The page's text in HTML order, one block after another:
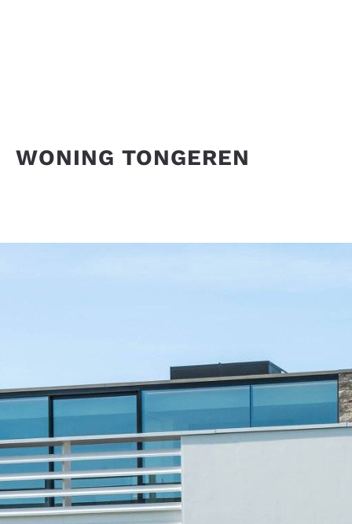
WONING TONGEREN